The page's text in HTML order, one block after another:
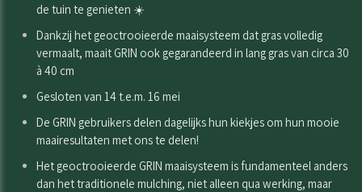
de tuin te genieten ☀️
Dankzij het geoctrooieerde maaisysteem dat gras volledig
vermaalt, maait GRIN ook gegarandeerd in lang gras van circa 30
à 40 cm
Gesloten van 14 t.e.m. 16 mei
De GRIN gebruikers delen dagelijks hun kiekjes om hun mooie
maairesultaten met ons te delen!
Het geoctrooieerde GRIN maaisysteem is fundamenteel anders
dan het traditionele mulching, niet alleen qua werking, maar